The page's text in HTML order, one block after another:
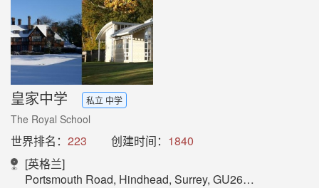
皇家中学 私立 中学
The Royal School
世界排名： 223 创建时间： 1840
[英格兰]
Portsmouth Road, Hindhead, Surrey, GU26 6BW